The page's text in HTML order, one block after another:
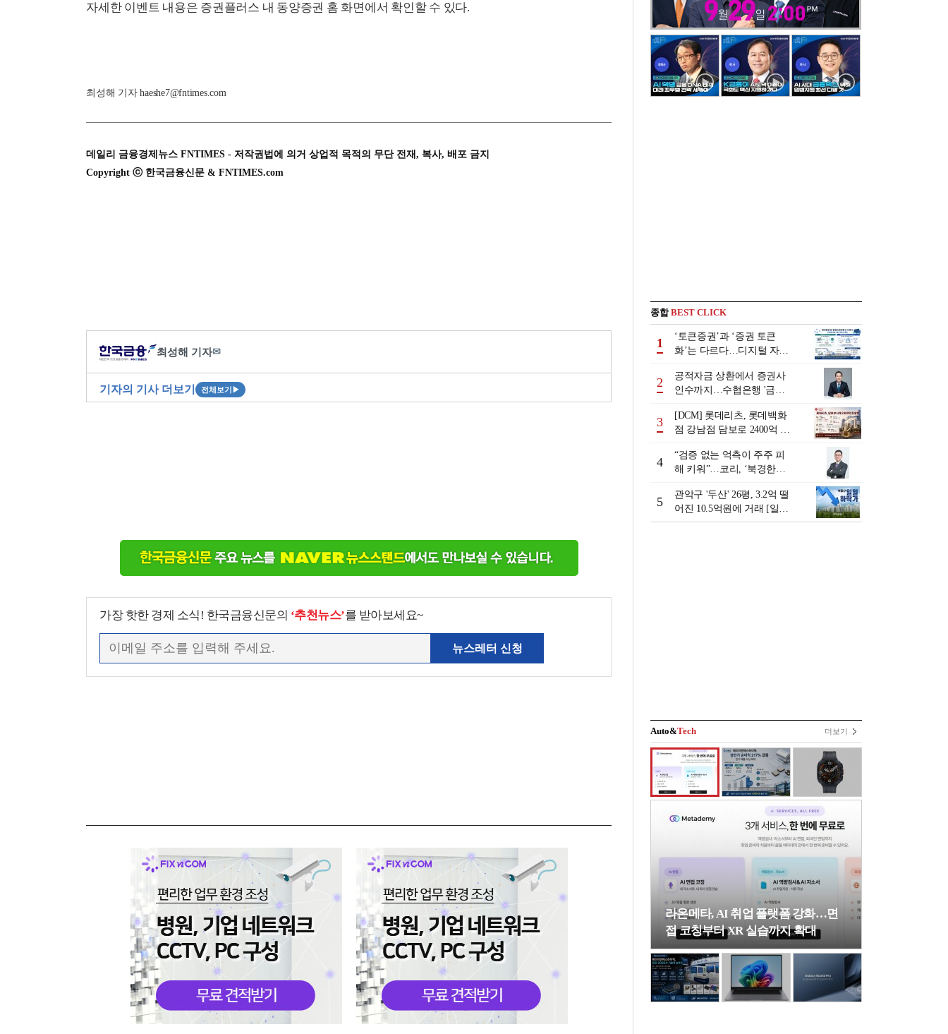
자세한 이벤트 내용은 증권플러스 내 동양증권 홈 화면에서 확인할 수 있다.
최성해 기자 haeshe7@fntimes.com
데일리 금융경제뉴스 FNTIMES - 저작권법에 의거 상업적 목적의 무단 전재, 복사, 배포 금지
Copyright ⓒ 한국금융신문 & FNTIMES.com
최성해 기자✉
기자의 기사 더보기 전체보기 ▶
가장 핫한 경제 소식! 한국금융신문의 ‘추천뉴스’를 받아보세요~
뉴스레터 신청
종합BEST CLICK
1
‘토큰증권’과 ‘증권 토큰
화’는 다르다…디지털 자본
2
공적자금 상환에서 증권사
인수까지…수협은행 '금융
행 금융그룹의 꿈①]
3
[DCM] 롯데리츠, 롯데백화
점 강남점 담보로 2400억 조
4
“검증 없는 억측이 주주 피
해 키워”…코리, ‘북경한미
5
관악구 '두산' 26평, 3.2억 떨
어진 10.5억원에 거래 [일일
하락가]
Auto&Tech 더보기
라온메타, AI 취업 플랫폼 강화…면
접 코칭부터 XR 실습까지 확대